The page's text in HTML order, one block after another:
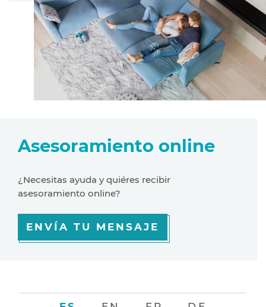
Asesoramiento online
¿Necesitas ayuda y quiéres recibir
asesoramiento online?
ENVÍA TU MENSAJE